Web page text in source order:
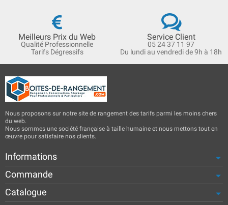
Meilleurs Prix du Web
Qualité Professionnelle
Tarifs Dégressifs
Service Client
05 24 37 11 97
Du lundi au vendredi de 9h à 18h
Nous proposons sur notre site de rangement des tarifs parmi les moins chers
du web.
Nous sommes une société française à taille humaine et nous mettons tout en
œuvre pour satisfaire nos clients.
Informations
Commande
Catalogue